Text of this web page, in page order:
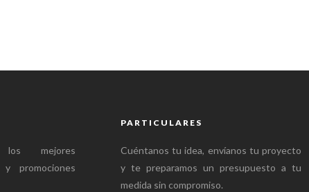
los mejores
y promociones
PARTICULARES
Cuéntanos tu idea, envíanos tu proyecto
y te preparamos un presupuesto a tu
medida sin compromiso.